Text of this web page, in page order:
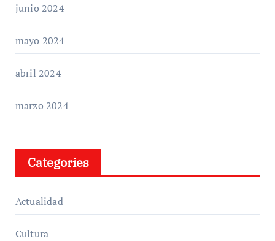
junio 2024
mayo 2024
abril 2024
marzo 2024
Categories
Actualidad
Cultura